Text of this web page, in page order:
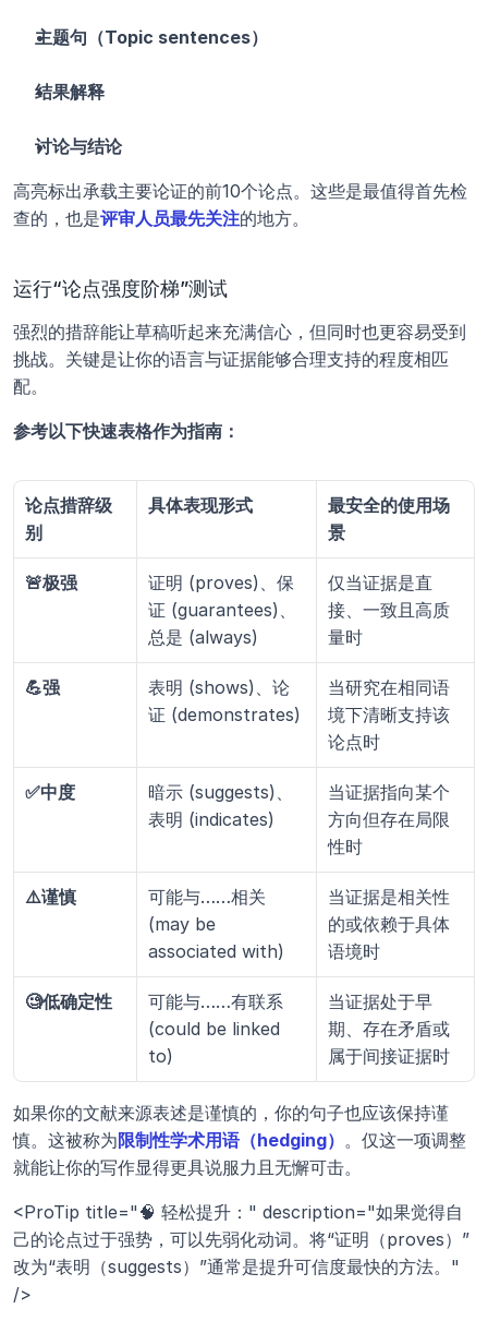
主题句（Topic sentences）
结果解释
讨论与结论
高亮标出承载主要论证的前10个论点。这些是最值得首先检
查的，也是评审人员最先关注的地方。
运行“论点强度阶梯”测试
强烈的措辞能让草稿听起来充满信心，但同时也更容易受到
挑战。关键是让你的语言与证据能够合理支持的程度相匹
配。
参考以下快速表格作为指南：
论点措辞级
别
具体表现形式
最安全的使用场
景
🚨极强
证明 (proves)、保
证 (guarantees)、
总是 (always)
仅当证据是直
接、一致且高质
量时
💪强
表明 (shows)、论
证 (demonstrates)
当研究在相同语
境下清晰支持该
论点时
✅中度
暗示 (suggests)、
表明 (indicates)
当证据指向某个
方向但存在局限
性时
⚠️谨慎
可能与……相关
(may be
associated with)
当证据是相关性
的或依赖于具体
语境时
🧐低确定性
可能与……有联系
(could be linked
to)
当证据处于早
期、存在矛盾或
属于间接证据时
如果你的文献来源表述是谨慎的，你的句子也应该保持谨
慎。这被称为限制性学术用语（hedging） 。仅这一项调整
就能让你的写作显得更具说服力且无懈可击。
<ProTip title="🧠 轻松提升：" description="如果觉得自
己的论点过于强势，可以先弱化动词。将“证明（proves）”
改为“表明（suggests）”通常是提升可信度最快的方法。"
/>